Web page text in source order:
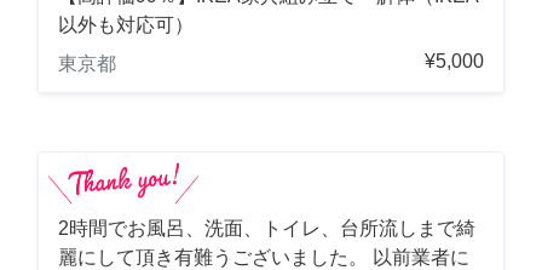
以外も対応可）
東京都
¥5,000
2時間でお風呂、洗面、トイレ、台所流しまで綺
麗にして頂き有難うございました。 以前業者に